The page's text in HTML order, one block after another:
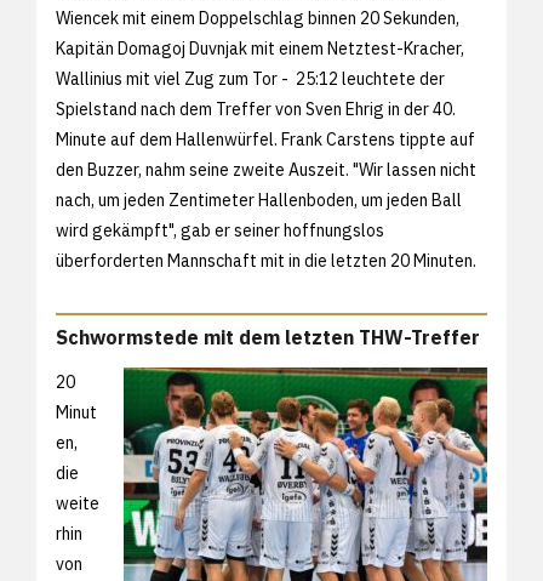
Wiencek mit einem Doppelschlag binnen 20 Sekunden,
Kapitän Domagoj Duvnjak mit einem Netztest-Kracher,
Wallinius mit viel Zug zum Tor - 25:12 leuchtete der
Spielstand nach dem Treffer von Sven Ehrig in der 40.
Minute auf dem Hallenwürfel. Frank Carstens tippte auf
den Buzzer, nahm seine zweite Auszeit. "Wir lassen nicht
nach, um jeden Zentimeter Hallenboden, um jeden Ball
wird gekämpft", gab er seiner hoffnungslos
überforderten Mannschaft mit in die letzten 20 Minuten.
Schwormstede mit dem letzten THW-Treffer
20
Minut
en,
die
weite
rhin
von